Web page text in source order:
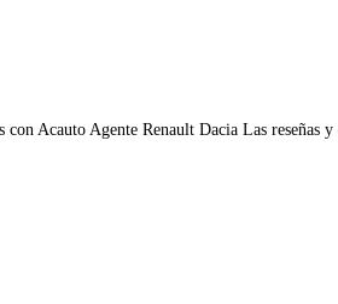
con Acauto Agente Renault Dacia Las